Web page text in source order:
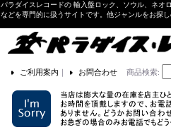
パラダイスレコードの 輸入盤ロック、ソウル、ネオ
などを専門的に扱うサイトです。他ジャンルをお探
ご利用案内 ｜ お問合わせ 商品検索: